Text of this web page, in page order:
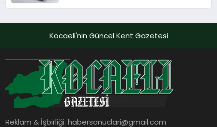
Kocaeli'nin Güncel Kent Gazetesi
Reklam & İşbirliği:habersonuclari@gmail.com